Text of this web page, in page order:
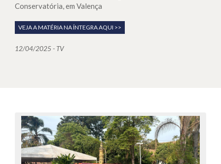
Conservatória, em Valença
VEJA A MATÉRIA NA ÍNTEGRA AQUI >>
12/04/2025 - TV